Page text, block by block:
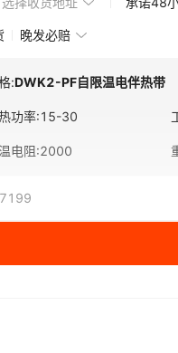
晚发必赔
:DWK2-PF自限温电伴热带
功率:15-30
电阻:2000